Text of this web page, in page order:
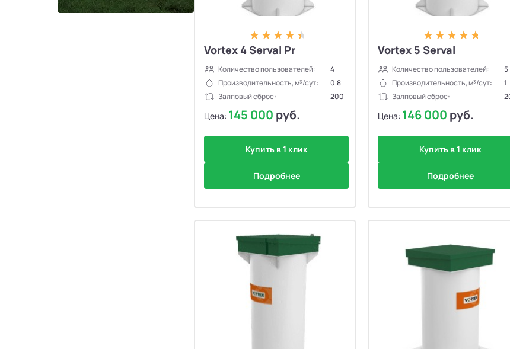
Септики Ново Эко 4
Vortex 4 Serval Pr
Количество пользователей:
4
Производительность, м³/сут:
0.8
Залповый сброс:
200
Цена: 145 000 руб.
Купить в 1 клик
Подробнее
Vortex 5 Serval
Количество пользователей:
5
Производительность, м³/сут:
1
Залповый сброс:
Цена: 146 000 руб.
Купить в 1 клик
Подробнее